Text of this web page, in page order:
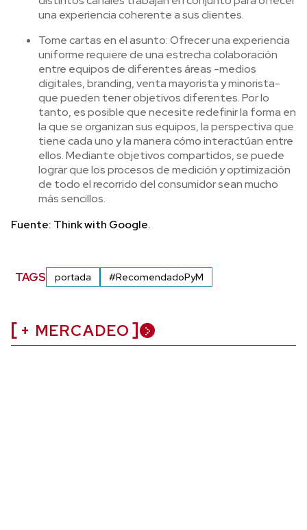
una experiencia coherente a sus clientes.
Tome cartas en el asunto: Ofrecer una experiencia
uniforme requiere de una estrecha colaboración
entre equipos de diferentes áreas -medios
digitales, branding, venta mayorista y minorista-
que pueden tener objetivos diferentes. Por lo
tanto, es posible que necesite redefinir la forma en
la que se organizan sus equipos, la perspectiva que
tiene cada uno y la manera cómo interactúan entre
ellos. Mediante objetivos compartidos, se puede
lograr que los procesos de medición y optimización
de todo el recorrido del consumidor sean mucho
más sencillos.
Fuente: Think with Google.
TAGS portada #RecomendadoPyM
+ MERCADEO